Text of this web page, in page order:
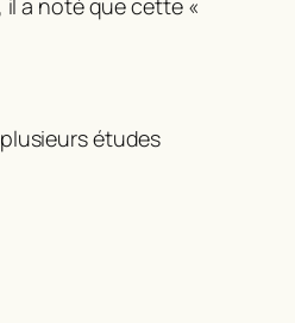
a noté que cette «
études